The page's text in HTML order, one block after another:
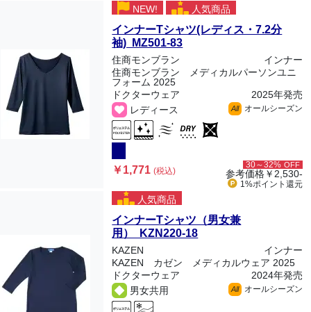
NEW! 人気商品
インナーTシャツ(レディス・7.2分
袖) MZ501-83
住商モンブラン
インナー
住商モンブラン メディカルパーソンユニ
フォーム 2025
ドクターウェア
2025年発売
レディース
All オールシーズン
￥1,771(税込)
30～32% OFF
参考価格￥2,530-
1%ポイント 還元
人気商品
インナーTシャツ（男女兼
用） KZN220-18
KAZEN
インナー
KAZEN カゼン メディカルウェア 2025
ドクターウェア
2024年発売
男女共用
All オールシーズン